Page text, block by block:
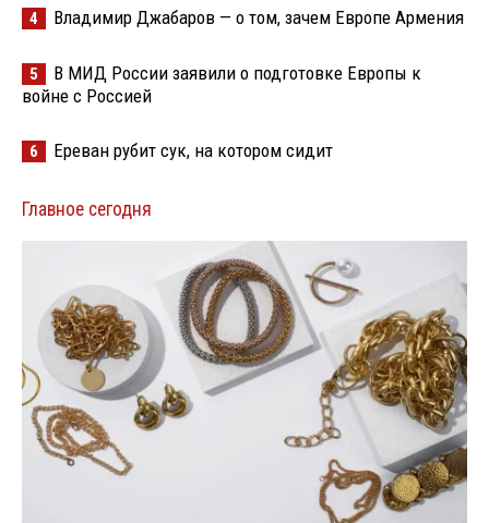
4 Владимир Джабаров — о том, зачем Европе Армения
5
В МИД России заявили о подготовке Европы к
войне с Россией
6 Ереван рубит сук, на котором сидит
Главное сегодня